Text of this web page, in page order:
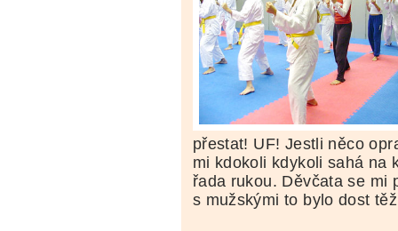
přestat! UF! Jestli něco
mi kdokoli kdykoli sahá na
řada rukou. Děvčata se mi
s mužskými to bylo dost